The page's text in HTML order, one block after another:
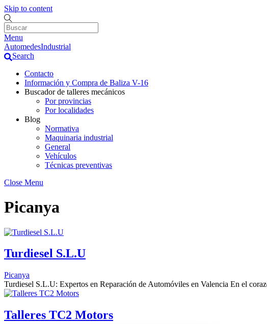
Skip to content
Menu
AutomedesIndustrial
Search
Contacto
Información y Compra de Baliza V-16
Buscador de talleres mecánicos
Por provincias
Por localidades
Blog
Normativa
Maquinaria industrial
General
Vehículos
Técnicas preventivas
Close Menu
Picanya
Turdiesel S.L.U
Picanya
Turdiesel S.L.U: Expertos en Reparación de Automóviles en Valencia En el
Talleres TC2 Motors